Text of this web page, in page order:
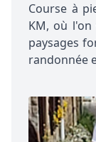
Course à
KM, où
paysages
randonnée